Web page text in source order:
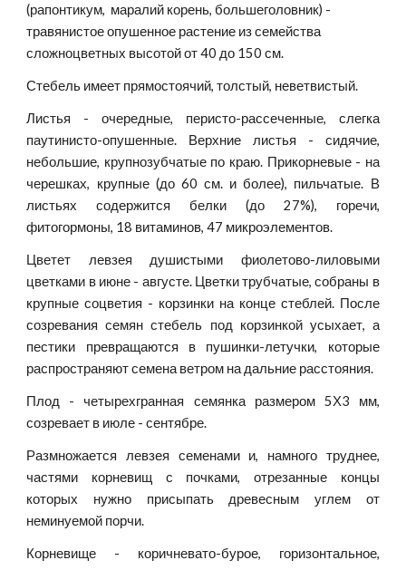
(рапонтикум,  маралий корень, большеголовник) -
травянистое опушенное растение из семейства
сложноцветных высотой от 40 до 150 см.
Стебель имеет прямостоячий, толстый, неветвистый.
Листья - очередные, перисто-рассеченные, слегка
паутинисто-опушенные. Верхние листья - сидячие,
небольшие, крупнозубчатые по краю. Прикорневые - на
черешках, крупные (до 60 см. и более), пильчатые. В
листьях содержится белки (до 27%), горечи,
фитогормоны, 18 витаминов, 47 микроэлементов.
Цветет левзея душистыми фиолетово-лиловыми
цветками в июне - августе. Цветки трубчатые, собраны в
крупные соцветия - корзинки на конце стеблей. После
созревания семян стебель под корзинкой усыхает, а
пестики превращаются в пушинки-летучки, которые
распространяют семена ветром на дальние расстояния.
Плод - четырехгранная семянка размером 5Х3 мм,
созревает в июле - сентябре.
Размножается левзея семенами и, намного труднее,
частями корневищ с почками, отрезанные концы
которых нужно присыпать древесным углем от
неминуемой порчи.
Корневище - коричневато-бурое, горизонтальное,